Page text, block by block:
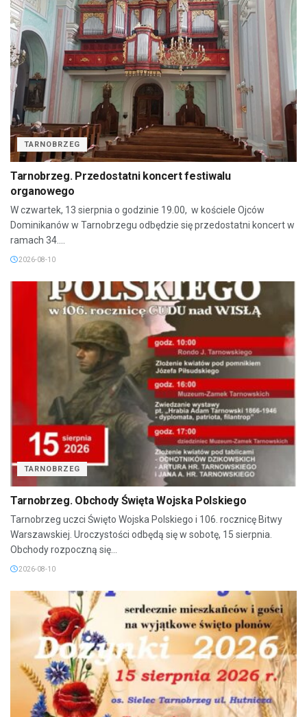
TARNOBRZEG
Tarnobrzeg. Przedostatni koncert festiwalu
organowego
W czwartek, 13 sierpnia o godzinie 19.00, w kościele Ojców
Dominikanów w Tarnobrzegu odbędzie się przedostatni koncert w
ramach 34....
2026-08-10
TARNOBRZEG
Tarnobrzeg. Obchody Święta Wojska Polskiego
Tarnobrzeg uczci Święto Wojska Polskiego i 106. rocznicę Bitwy
Warszawskiej. Uroczystości odbędą się w sobotę, 15 sierpnia.
Obchody rozpoczną się...
2026-08-10